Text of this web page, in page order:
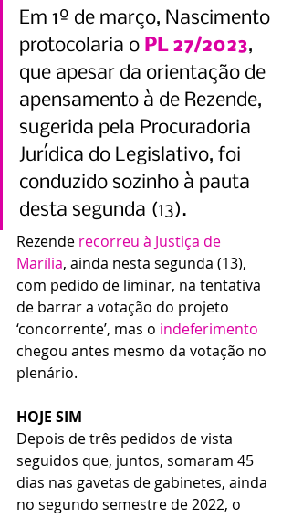
Em 1º de março, Nascimento
protocolaria o PL 27/2023,
que apesar da orientação de
apensamento à de Rezende,
sugerida pela Procuradoria
Jurídica do Legislativo, foi
conduzido sozinho à pauta
desta segunda (13).
Rezende recorreu à Justiça de
Marília, ainda nesta segunda (13),
com pedido de liminar, na tentativa
de barrar a votação do projeto
‘concorrente’, mas o indeferimento
chegou antes mesmo da votação no
plenário.
HOJE SIM
Depois de três pedidos de vista
seguidos que, juntos, somaram 45
dias nas gavetas de gabinetes, ainda
no segundo semestre de 2022, o